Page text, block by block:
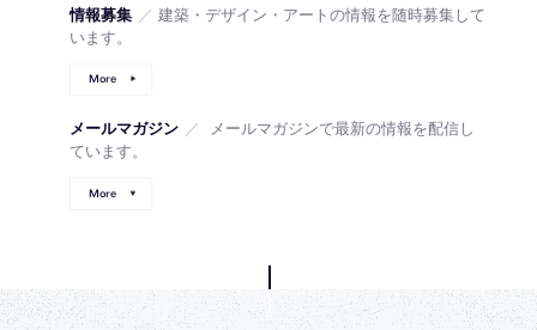
情報募集 ／ 建築・デザイン・アートの情報を随時募集して
います。
More
メールマガジン ／
メールマガジンで最新の情報を配信し
ています。
More